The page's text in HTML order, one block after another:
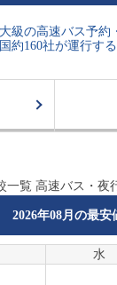
級の高速バス予約
約160社が運行す
覧 高速バス・夜
2026年08月の最安
水